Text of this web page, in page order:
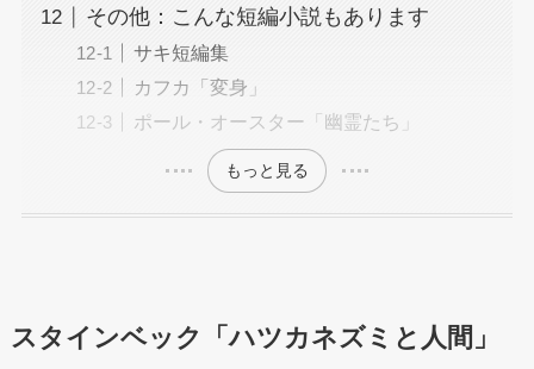
その他：こんな短編小説もあります
サキ短編集
カフカ「変身」
ポール・オースター「幽霊たち」
もっと見る
スタインベック「ハツカネズミと人間」